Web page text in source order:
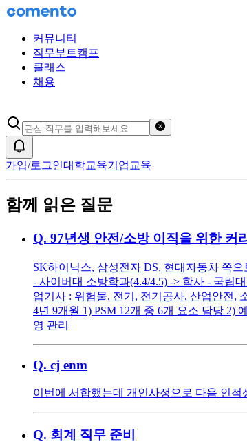
커뮤니티
직무부트캠프
클래스
채용
가입/로그인대학교육기업교육
함께 읽은 질문
Q. 97년생 안전/소방 이직을 위한 커
SK하이닉스, 삼성전자 DS, 현대자동차 쪽
- 사이버대 소방학과(4.4/4.5) -> 학사 - 국립
업기사 : 위험물, 전기, 전기공사, 산업안전,
4년 9개월 1) PSM 12개 중 6개 요소 담당 2)
영 관리
Q. cj enm
이번에 서합했는데 개인사정으로 다음 인
Q. 회계 직무 준비